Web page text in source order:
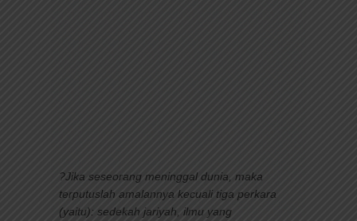
?Jika seseorang meninggal dunia, maka
terputuslah amalannya kecuali tiga perkara
(yaitu): sedekah jariyah, ilmu yang